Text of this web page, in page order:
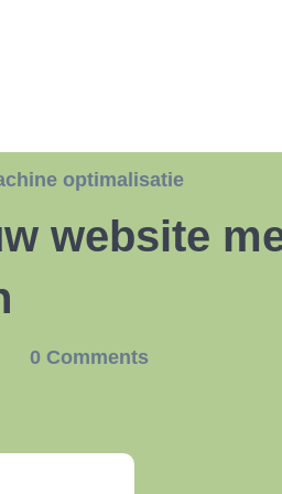
optimalisatie
website
0 Comments